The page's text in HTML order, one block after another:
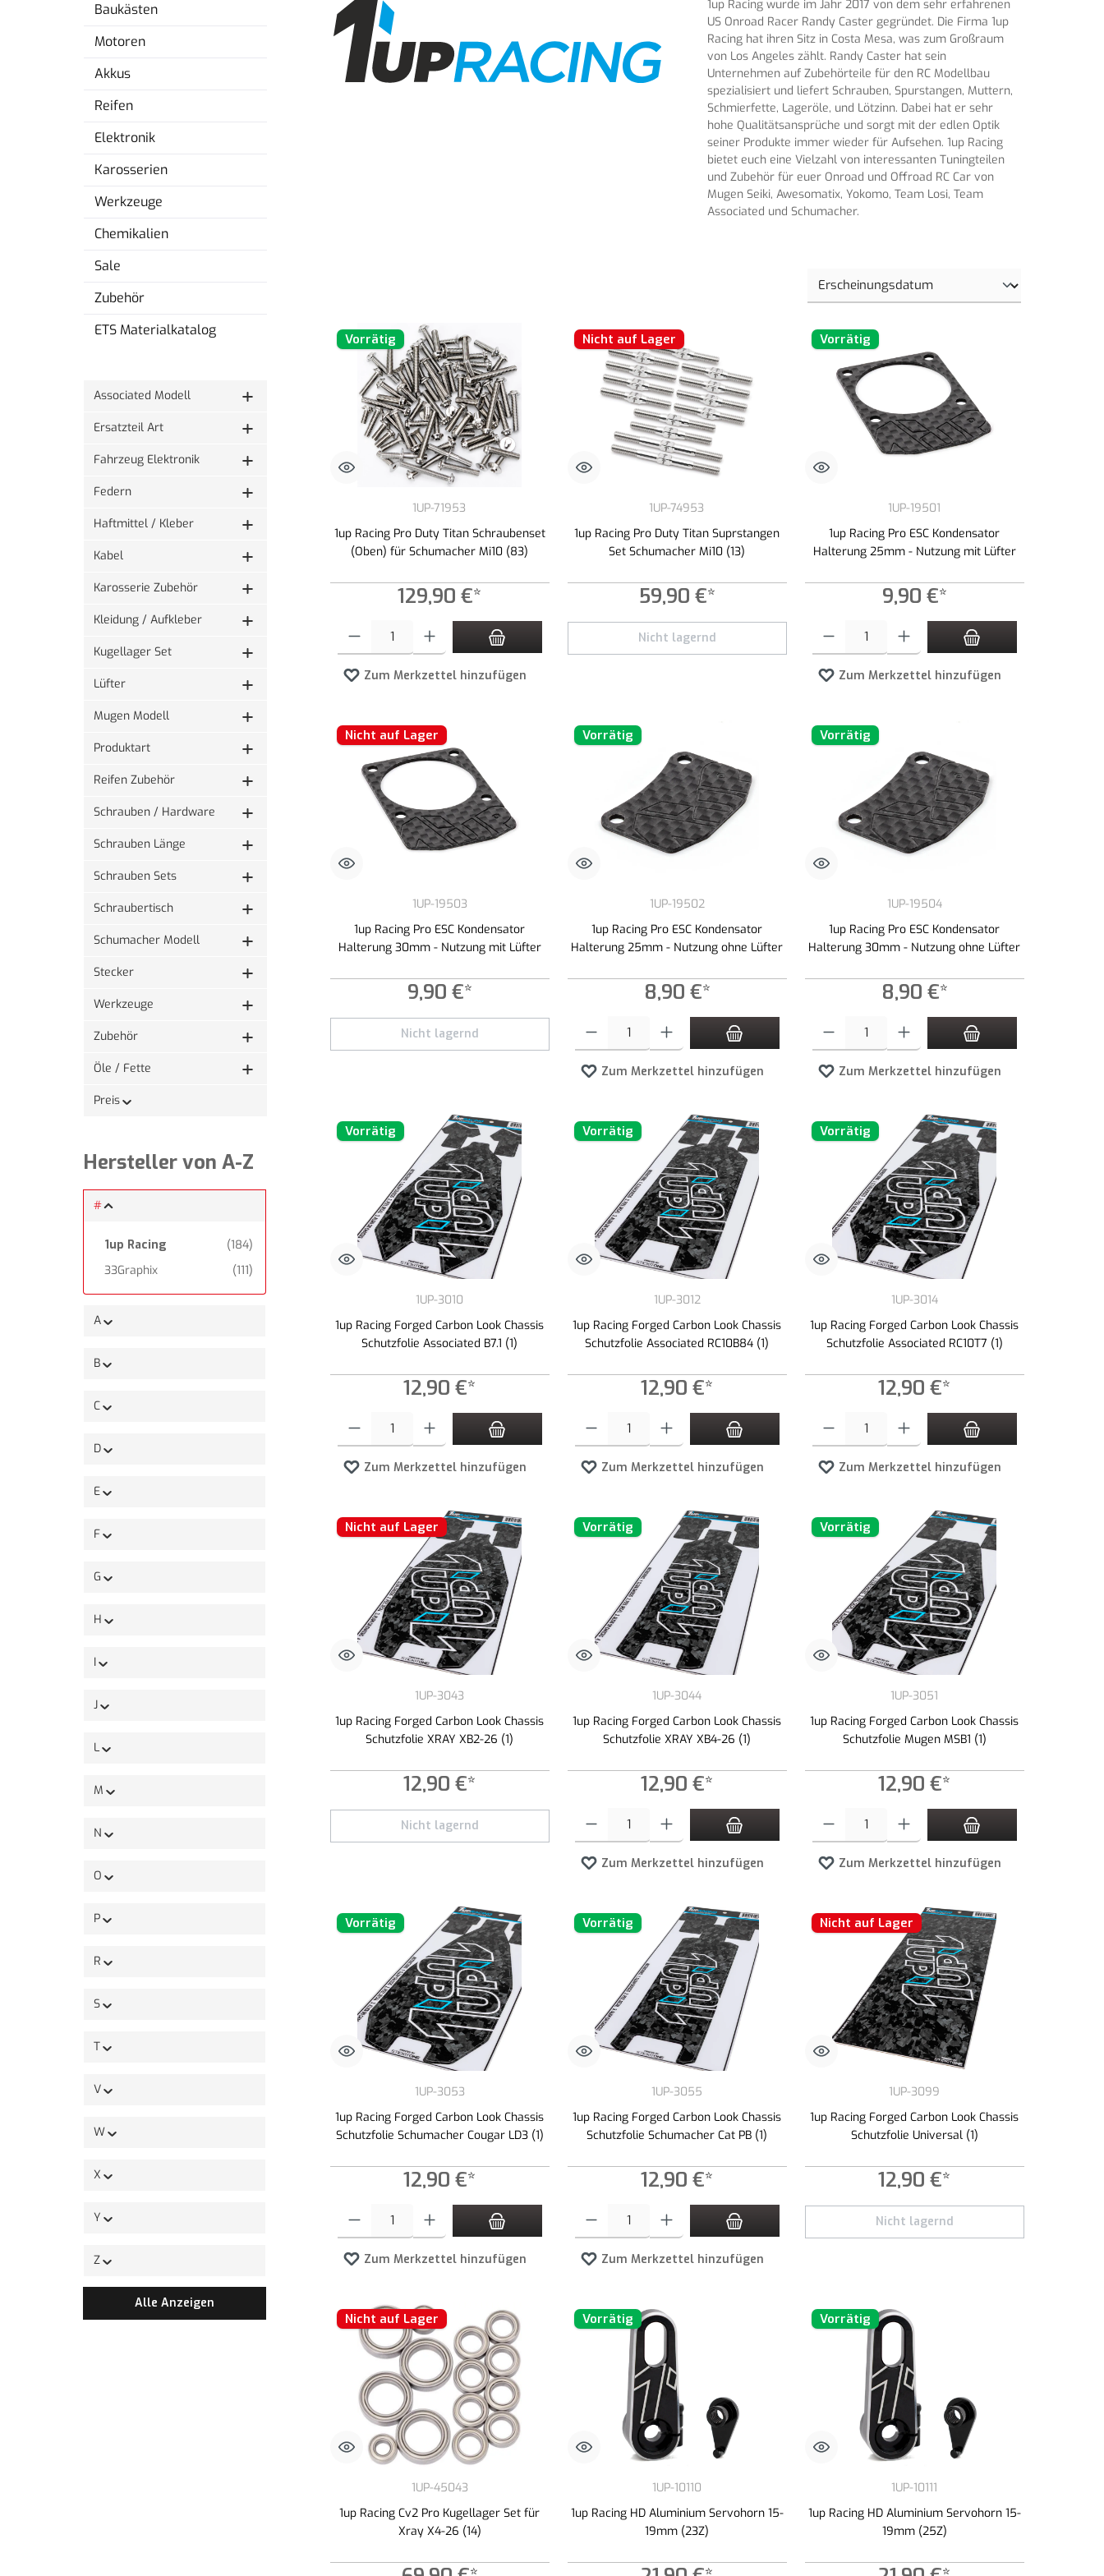
Baukästen
Motoren
Akkus
Reifen
Elektronik
Karosserien
Werkzeuge
Chemikalien
Sale
Zubehör
ETS Materialkatalog
Associated Modell
Ersatzteil Art
Fahrzeug Elektronik
Federn
Haftmittel / Kleber
Kabel
Karosserie Zubehör
Kleidung / Aufkleber
Kugellager Set
Lüfter
Mugen Modell
Produktart
Reifen Zubehör
Schrauben / Hardware
Schrauben Länge
Schrauben Sets
Schraubertisch
Schumacher Modell
Stecker
Werkzeuge
Zubehör
Öle / Fette
Preis
Hersteller von A-Z
#
(184)
1up Racing
(111)
33Graphix
A
B
C
D
E
F
G
H
I
J
L
M
N
O
P
R
S
T
V
W
X
Y
Z
Alle Anzeigen
1up Racing wurde im Jahr 2017 von dem sehr erfahrenen
US Onroad Racer Randy Caster gegründet. Die Firma 1up
Racing hat ihren Sitz in Costa Mesa, was zum Großraum
von Los Angeles zählt. Randy Caster hat sein
Unternehmen auf Zubehörteile für den RC Modellbau
spezialisiert und liefert Schrauben, Spurstangen, Muttern,
Schmierfette, Lageröle, und Lötzinn. Dabei hat er sehr
hohe Qualitätsansprüche und sorgt mit der edlen Optik
seiner Produkte immer wieder für Aufsehen. 1up Racing
bietet euch eine Vielzahl von interessanten Tuningteilen
und Zubehör für euer Onroad und Offroad RC Car von
Mugen Seiki, Awesomatix, Yokomo, Team Losi, Team
Associated und Schumacher.
Vorrätig
1UP-71953
1up Racing Pro Duty Titan Schraubenset
(Oben) für Schumacher Mi10 (83)
129,90 €*
Produkt Anzahl: Gib den gewünschten Wert ein oder benutze die Schaltflächen um die Anzahl zu erhöhen oder zu reduzieren.
Zum Merkzettel hinzufügen
Nicht auf Lager
1UP-74953
1up Racing Pro Duty Titan Suprstangen
Set Schumacher Mi10 (13)
59,90 €*
Nicht lagernd
Vorrätig
1UP-19501
1up Racing Pro ESC Kondensator
Halterung 25mm - Nutzung mit Lüfter
9,90 €*
Produkt Anzahl: Gib den gewünschten Wert ein oder benutze
Zum Merkzettel hinzufügen
Nicht auf Lager
1UP-19503
1up Racing Pro ESC Kondensator
Halterung 30mm - Nutzung mit Lüfter
9,90 €*
Nicht lagernd
Vorrätig
1UP-19502
1up Racing Pro ESC Kondensator
Halterung 25mm - Nutzung ohne Lüfter
8,90 €*
Produkt Anzahl: Gib den gewünschten Wert ein oder benutze die Schaltflächen um die Anzahl zu erhöhen oder zu
Zum Merkzettel hinzufügen
Vorrätig
1UP-19504
1up Racing Pro ESC Kondensator
Halterung 30mm - Nutzung ohne Lüfter
8,90 €*
Produkt Anzahl: Gib den gewünschten Wert ein oder benutze
Zum Merkzettel hinzufügen
Vorrätig
1UP-3010
1up Racing Forged Carbon Look Chassis
Schutzfolie Associated B7.1 (1)
12,90 €*
Produkt Anzahl: Gib den gewünschten Wert ein oder benutze die Schaltflächen um die Anzahl zu erhöhen oder zu reduzieren.
Zum Merkzettel hinzufügen
Vorrätig
1UP-3012
1up Racing Forged Carbon Look Chassis
Schutzfolie Associated RC10B84 (1)
12,90 €*
Produkt Anzahl: Gib den gewünschten Wert ein oder benutze die Schaltflächen um die Anzahl zu erhöhen oder zu
Zum Merkzettel hinzufügen
Vorrätig
1UP-3014
1up Racing Forged Carbon Look Chassis
Schutzfolie Associated RC10T7 (1)
12,90 €*
Produkt Anzahl: Gib den gewünschten Wert ein oder benutze
Zum Merkzettel hinzufügen
Nicht auf Lager
1UP-3043
1up Racing Forged Carbon Look Chassis
Schutzfolie XRAY XB2-26 (1)
12,90 €*
Nicht lagernd
Vorrätig
1UP-3044
1up Racing Forged Carbon Look Chassis
Schutzfolie XRAY XB4-26 (1)
12,90 €*
Produkt Anzahl: Gib den gewünschten Wert ein oder benutze die Schaltflächen um die Anzahl zu erhöhen oder zu
Zum Merkzettel hinzufügen
Vorrätig
1UP-3051
1up Racing Forged Carbon Look Chassis
Schutzfolie Mugen MSB1 (1)
12,90 €*
Produkt Anzahl: Gib den gewünschten Wert ein oder benutze
Zum Merkzettel hinzufügen
Vorrätig
1UP-3053
1up Racing Forged Carbon Look Chassis
Schutzfolie Schumacher Cougar LD3 (1)
12,90 €*
Produkt Anzahl: Gib den gewünschten Wert ein oder benutze die Schaltflächen um die Anzahl zu erhöhen oder zu reduzieren.
Zum Merkzettel hinzufügen
Vorrätig
1UP-3055
1up Racing Forged Carbon Look Chassis
Schutzfolie Schumacher Cat PB (1)
12,90 €*
Produkt Anzahl: Gib den gewünschten Wert ein oder benutze die Schaltflächen um die Anzahl zu erhöhen oder zu
Zum Merkzettel hinzufügen
Nicht auf Lager
1UP-3099
1up Racing Forged Carbon Look Chassis
Schutzfolie Universal (1)
12,90 €*
Nicht lagernd
Nicht auf Lager
1UP-45043
1up Racing Cv2 Pro Kugellager Set für
Xray X4-26 (14)
Vorrätig
1UP-10110
1up Racing HD Aluminium Servohorn 15-
19mm (23Z)
Vorrätig
1UP-10111
1up Racing HD Aluminium Servohorn 15-
19mm (25Z)